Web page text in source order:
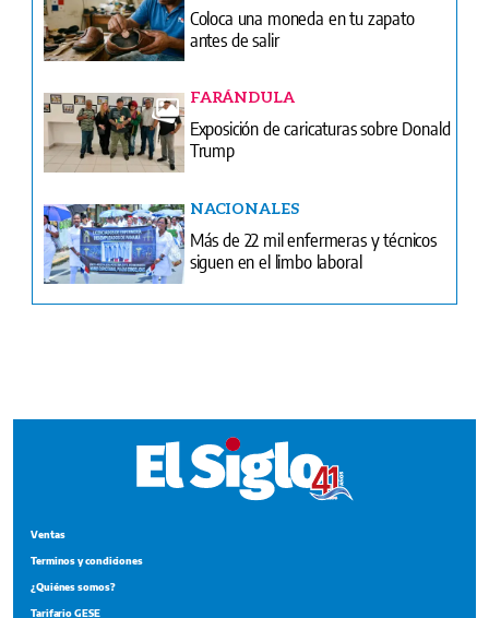
Exposición de caricaturas sobre Donald
Trump
NACIONALES
Más de 22 mil enfermeras y técnicos
siguen en el limbo laboral
Suplementos